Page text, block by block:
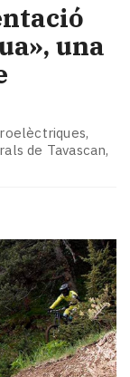
una
de Tavascan,